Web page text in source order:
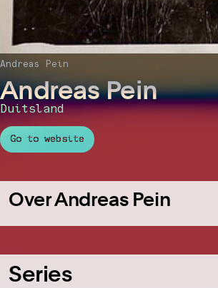
Andreas Pein
Duitsland
Go to website
Andreas Pein
Over Andreas Pein
Series